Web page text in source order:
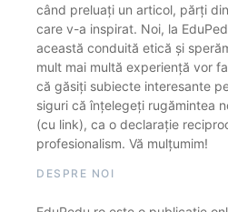
când preluați un articol, părți
care v-a inspirat. Noi, la
această conduită etică și
mult mai multă experiență vor
că găsiți subiecte interesante
siguri că înțelegeți rugămintea
(cu link), ca o declarație
profesionalism. Vă mulțumim!
DESPRE NOI